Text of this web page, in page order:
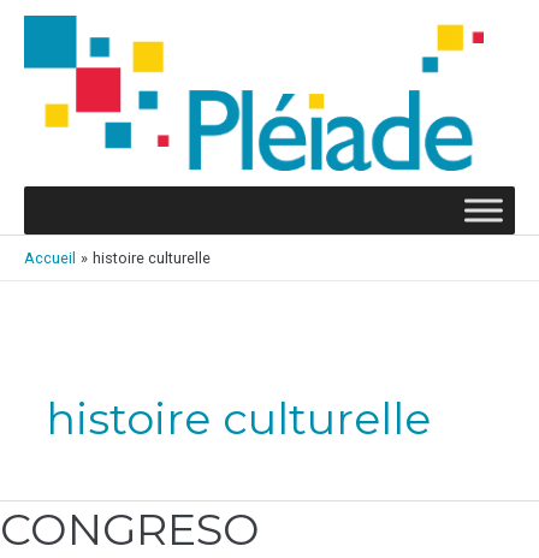
Aller
contenu
Accueil histoire culturelle
histoire culturelle
CONGRESO
CONGRESO
INTERNACIONAL